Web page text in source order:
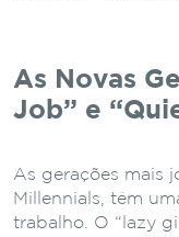
As Novas
Job” e
As gerações mais
Millennials, têm
trabalho. O “lazy